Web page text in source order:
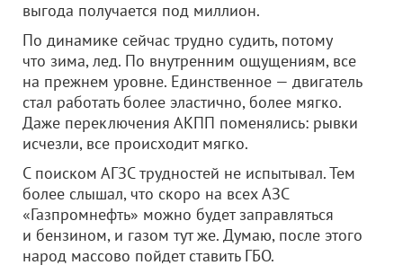
выгода получается под миллион.
По динамике сейчас трудно судить, потому
что зима, лед. По внутренним ощущениям, все
на прежнем уровне. Единственное — двигатель
стал работать более эластично, более мягко.
Даже переключения АКПП поменялись: рывки
исчезли, все происходит мягко.
С поиском АГЗС трудностей не испытывал. Тем
более слышал, что скоро на всех АЗС
«Газпромнефть» можно будет заправляться
и бензином, и газом тут же. Думаю, после этого
народ массово пойдет ставить ГБО.